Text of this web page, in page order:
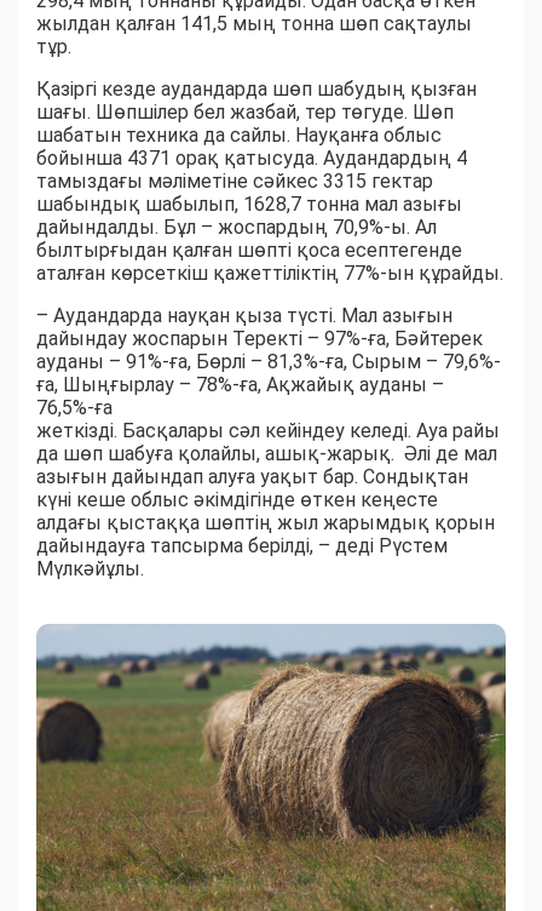
жылдан қалған 141,5 мың тонна шөп сақтаулы
тұр.
Қазіргі кезде аудандарда шөп шабудың қызған
шағы. Шөпшілер бел жазбай, тер төгуде. Шөп
шабатын техника да сайлы. Науқанға облыс
бойынша 4371 орақ қатысуда. Аудандардың 4
тамыздағы мәліметіне сәйкес 3315 гектар
шабындық шабылып, 1628,7 тонна мал азығы
дайындалды. Бұл – жоспардың 70,9%-ы. Ал
былтырғыдан қалған шөпті қоса есептегенде
аталған көрсеткіш қажеттіліктің 77%-ын құрайды.
– Аудандарда науқан қыза түсті. Мал азығын
дайындау жоспарын Теректі – 97%-ға, Бәйтерек
ауданы – 91%-ға, Бөрлі – 81,3%-ға, Сырым – 79,6%-
ға, Шыңғырлау – 78%-ға, Ақжайық ауданы –
76,5%-ға
жеткізді. Басқалары сәл кейіндеу келеді. Ауа райы
да шөп шабуға қолайлы, ашық-жарық. Әлі де мал
азығын дайындап алуға уақыт бар. Сондықтан
күні кеше облыс әкімдігінде өткен кеңесте
алдағы қыстаққа шөптің жыл жарымдық қорын
дайындауға тапсырма берілді, – деді Рүстем
Мүлкәйұлы.